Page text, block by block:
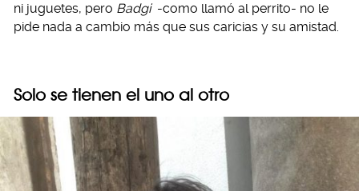
ni juguetes, pero Badgi -como llamó al perrito- no le
pide nada a cambio más que sus caricias y su amistad.
Solo se tienen el uno al otro